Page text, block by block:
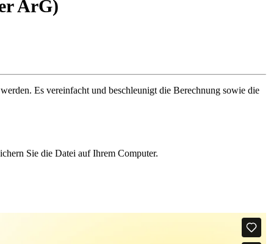
ArG)
Es vereinfacht und beschleunigt die Berechnung sowie die
Sie die Datei auf Ihrem Computer.